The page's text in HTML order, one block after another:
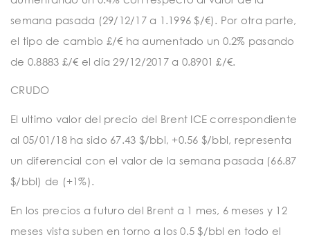
n
semana pasada (29/12/17 a 1.1996 $/€). Por otra parte,
el tipo de cambio £/€ ha aumentado un 0.2% pasando
de 0.8883 £/€ el día 29/12/2017 a 0.8901 £/€.
CRUDO
El ultimo valor del precio del Brent ICE correspondiente
al 05/01/18 ha sido 67.43 $/bbl, +0.56 $/bbl, representa
un diferencial con el valor de la semana pasada (66.87
$/bbl) de (+1%).
En los precios a futuro del Brent a 1 mes, 6 meses y 12
meses vista suben en torno a los 0.5 $/bbl en todo el